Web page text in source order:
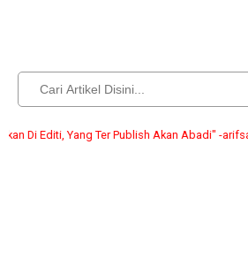
Editi, Yang Ter Publish Akan Abadi" -arifsae-